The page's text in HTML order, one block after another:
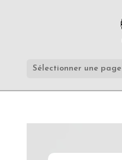
Sélectionner une page